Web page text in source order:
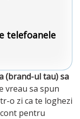
telefoanele
(brand-ul tau) sa
vreau sa spun
o zi ca te loghezi
pentru